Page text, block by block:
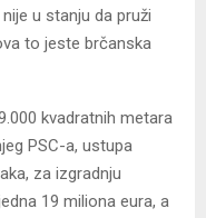
u stanju da pruži
to jeste brčanska
kvadratnih metara
PSC-a, ustupa
za izgradnju
19 miliona eura, a